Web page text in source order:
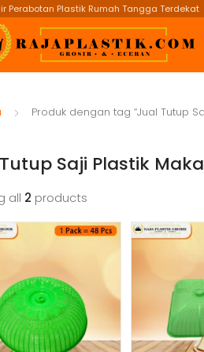
Perabotan Plastik Rumah Tangga Terdekat
Produk dengan tag “Jual Tutup
Saji Plastik
all 2 products